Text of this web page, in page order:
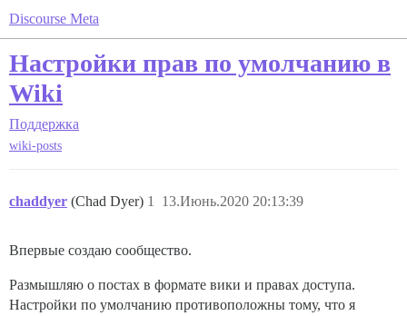
Discourse Meta
Настройки прав по умолчанию в
Wiki
Поддержка
wiki-posts
chaddyer (Chad Dyer) 13.Июнь.2020 20:13:39
1
Впервые создаю сообщество.
Размышляю о постах в формате вики и правах доступа.
Настройки по умолчанию противоположны тому, что я